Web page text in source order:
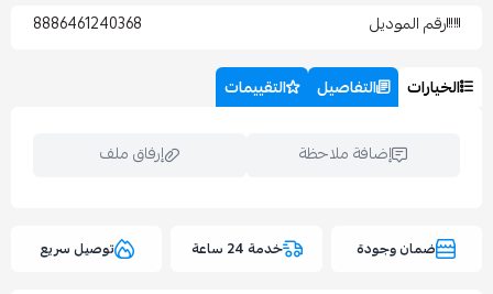
8886461240368
التفاصيل التقييمات
إضافة ملاحظة
خدمة 24 ساعة توصيل سريع